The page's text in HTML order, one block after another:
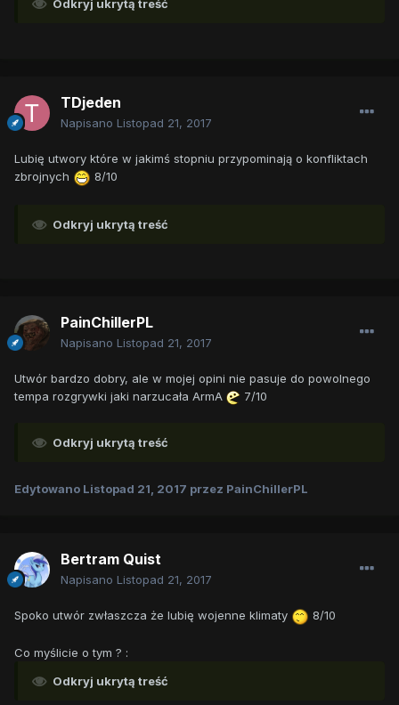
Odkryj ukrytą treść
TDjeden
Napisano Listopad 21, 2017
Lubię utwory które w jakimś stopniu przypominają o konfliktach
zbrojnych
8/10
Odkryj ukrytą treść
PainChillerPL
Napisano Listopad 21, 2017
Utwór bardzo dobry, ale w mojej opini nie pasuje do powolnego
tempa rozgrywki jaki narzucała ArmA
7/10
Odkryj ukrytą treść
Edytowano Listopad 21, 2017 przez PainChillerPL
Bertram Quist
Napisano Listopad 21, 2017
Spoko utwór zwłaszcza że lubię wojenne klimaty 8/10
Co myślicie o tym ? :
Odkryj ukrytą treść